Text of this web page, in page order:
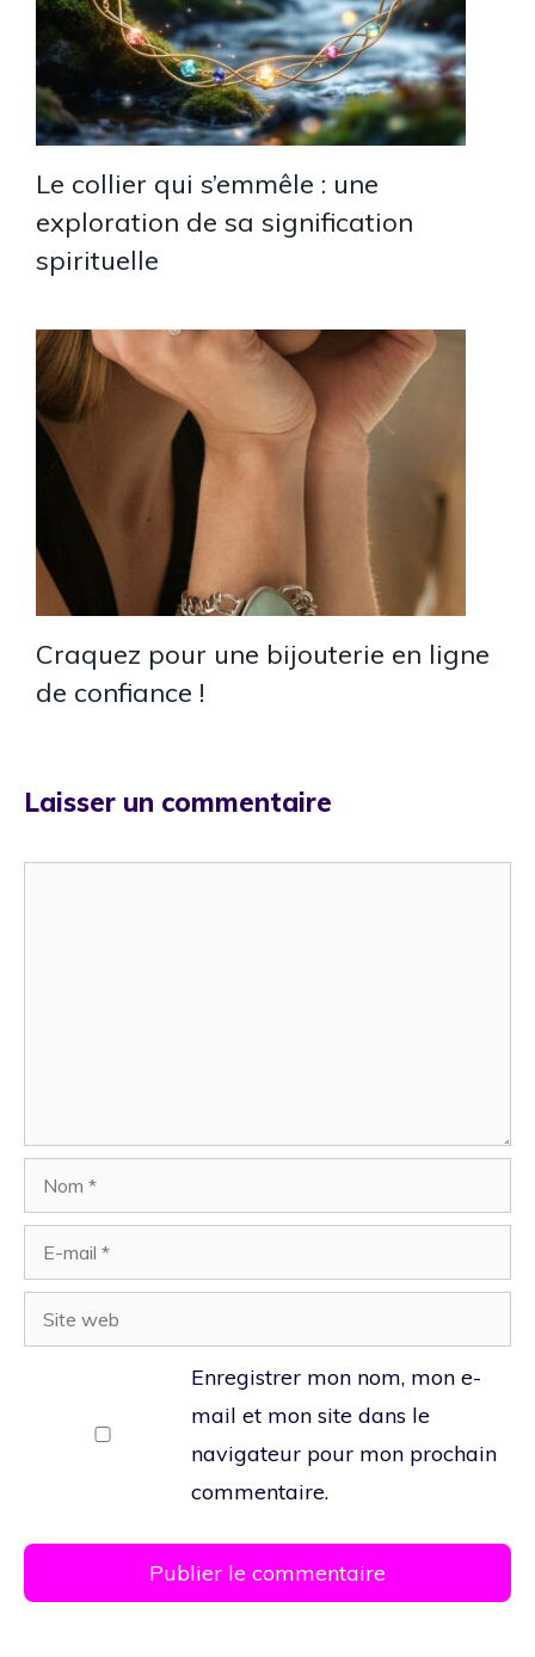
Le collier qui s’emmêle : une
exploration de sa signification
spirituelle
Craquez pour une bijouterie en ligne
de confiance !
Laisser un commentaire
Nom
mail
Site
web
Enregistrer mon nom, mon e-
mail et mon site dans le
navigateur pour mon prochain
commentaire.